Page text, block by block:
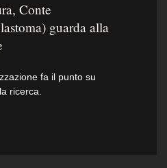
Conte
guarda alla
fa il punto su
ricerca.